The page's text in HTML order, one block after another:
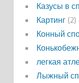
Казусы в
Картинг(2)
Конный
легкая
Лыжный